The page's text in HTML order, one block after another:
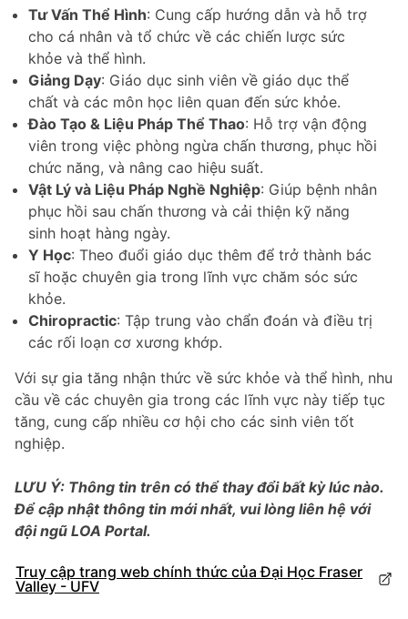
Tư Vấn Thể Hình: Cung cấp hướng dẫn và hỗ trợ
cho cá nhân và tổ chức về các chiến lược sức
khỏe và thể hình.
Giảng Dạy: Giáo dục sinh viên về giáo dục thể
chất và các môn học liên quan đến sức khỏe.
Đào Tạo & Liệu Pháp Thể Thao: Hỗ trợ vận động
viên trong việc phòng ngừa chấn thương, phục hồi
chức năng, và nâng cao hiệu suất.
Vật Lý và Liệu Pháp Nghề Nghiệp: Giúp bệnh nhân
phục hồi sau chấn thương và cải thiện kỹ năng
sinh hoạt hàng ngày.
Y Học: Theo đuổi giáo dục thêm để trở thành bác
sĩ hoặc chuyên gia trong lĩnh vực chăm sóc sức
khỏe.
Chiropractic: Tập trung vào chẩn đoán và điều trị
các rối loạn cơ xương khớp.
Với sự gia tăng nhận thức về sức khỏe và thể hình, nhu
cầu về các chuyên gia trong các lĩnh vực này tiếp tục
tăng, cung cấp nhiều cơ hội cho các sinh viên tốt
nghiệp.
LƯU Ý: Thông tin trên có thể thay đổi bất kỳ lúc nào.
Để cập nhật thông tin mới nhất, vui lòng liên hệ với
đội ngũ LOA Portal.
Truy cập trang web chính thức của Đại Học Fraser
Valley - UFV